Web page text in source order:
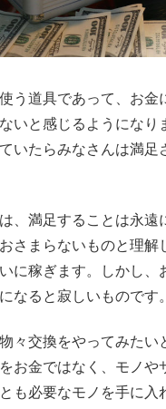
う道具であって、お金
いと感じるようになり
いたらみなさんは満足
、満足することは永遠
さまらないものと理解
に稼ぎます。しかし、
なると寂しいものです。
々交換をやってみたい
お金ではなく、モノや
も必要なモノを手に入